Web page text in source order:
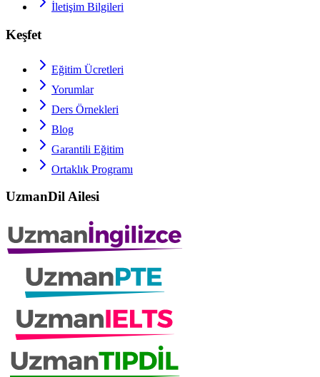
İletişim Bilgileri
Keşfet
Eğitim Ücretleri
Yorumlar
Ders Örnekleri
Blog
Garantili Eğitim
Ortaklık Programı
UzmanDil Ailesi